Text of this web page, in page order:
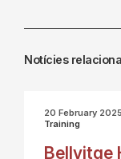
Notícies
20 February 2025
Training
Bellvitge